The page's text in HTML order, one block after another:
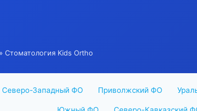
» Стоматология Kids Ortho
Северо-Западный ФО Приволжский ФО